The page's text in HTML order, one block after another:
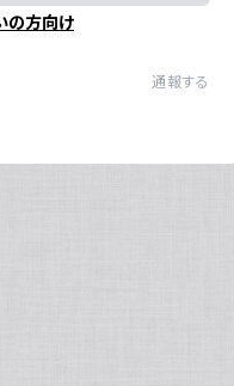
の方向け
通報する